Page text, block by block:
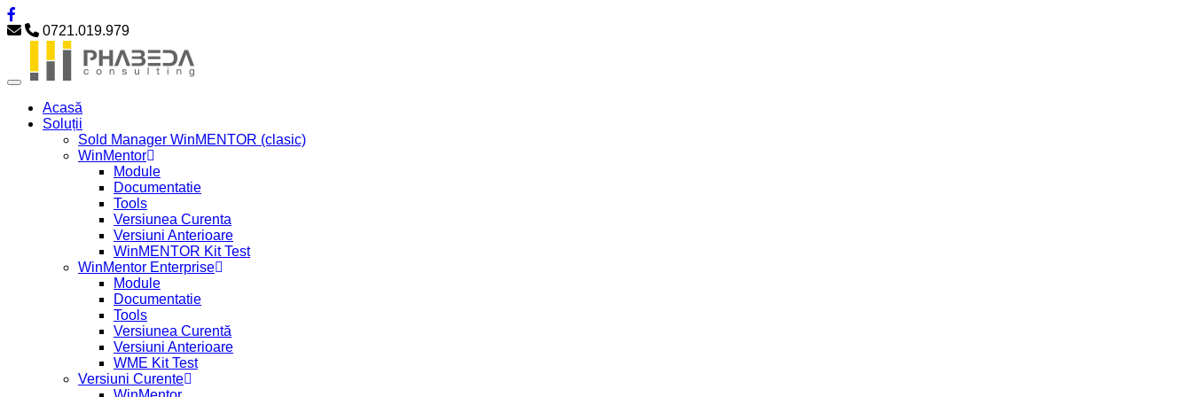
0721.019.979
Acasă
Soluții
Sold Manager WinMENTOR (clasic)
WinMentor
Module
Documentatie
Tools
Versiunea Curenta
Versiuni Anterioare
WinMENTOR Kit Test
WinMentor Enterprise
Module
Documentatie
Tools
Versiunea Curentă
Versiuni Anterioare
WME Kit Test
Versiuni Curente